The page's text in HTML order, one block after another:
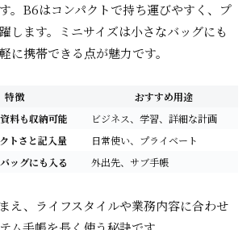
。B6はコンパクトで持ち運びやすく、プ
します。ミニサイズは小さなバッグにも
に携帯できる点が魅力です。
特徴
おすすめ用途
料も収納可能
ビジネス、学習、詳細な計画
トさと記入量
日常使い、プライベート
ッグにも入る 外出先、サブ手帳
え、ライフスタイルや業務内容に合わせ